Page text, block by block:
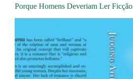
Porque Homens Deveriam Ler Ficção